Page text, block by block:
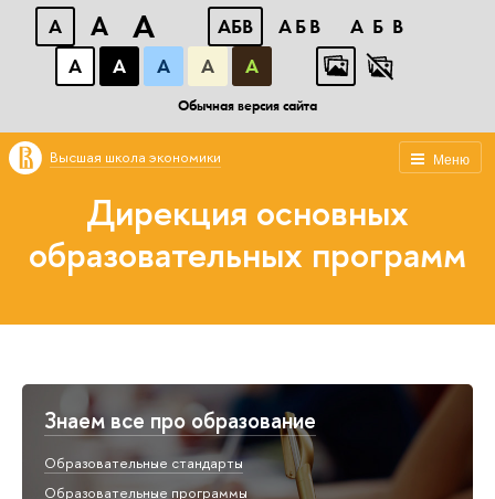
A A A АБВ АБВ
АБВ
А
А А А А
Обычная версия сайта
Меню
Высшая школа экономики
Дирекция основных
образовательных программ
Знаем все про образование
Образовательные стандарты
Образовательные программы